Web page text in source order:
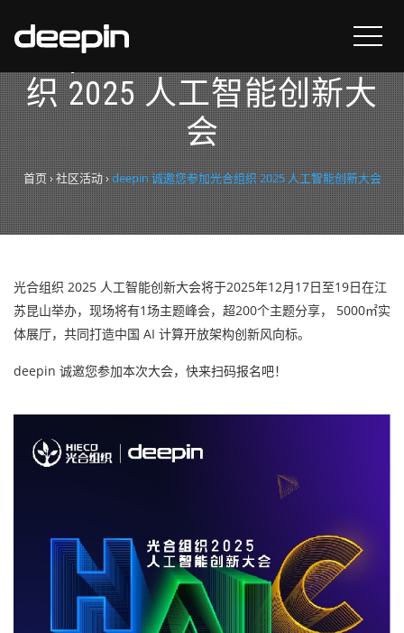
deepin 诚邀您参加光合组
织 2025 人工智能创新大
会
首页›社区活动›deepin 诚邀您参加光合组织 2025 人工智能创新大会
光合组织 2025 人工智能创新大会将于2025年12月17日至19日在江
苏昆山举办，现场将有1场主题峰会，超200个主题分享， 5000㎡实
体展厅，共同打造中国 AI 计算开放架构创新风向标。
deepin 诚邀您参加本次大会，快来扫码报名吧！